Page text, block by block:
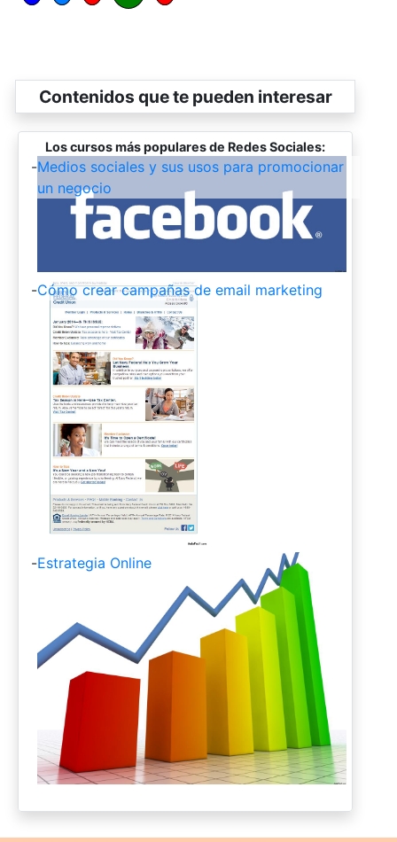
Contenidos que te pueden interesar
Los cursos más populares de Redes Sociales:
-Medios sociales y sus usos para promocionar
un negocio
-Cómo crear campañas de email marketing
-Estrategia Online